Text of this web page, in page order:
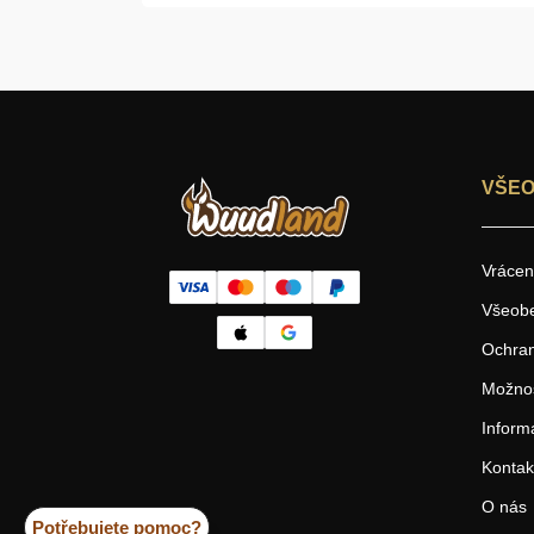
O nás
Potřebujete pomoc?